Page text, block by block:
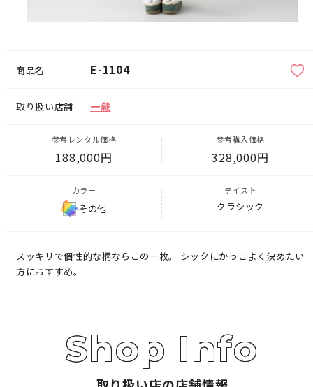
商品名 E-1104
取り扱い店舗 一蔵
参考レンタル価格
188,000円
参考購入価格
328,000円
カラー
その他
テイスト
クラシック
スッキリで個性的な柄ならこの一枚。 シックにかっこよく決めたい
方におすすめ。